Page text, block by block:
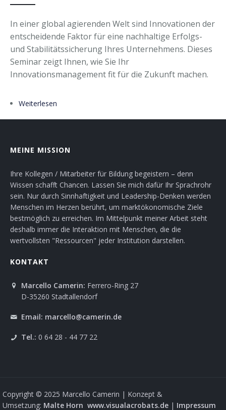
In einer global agierenden Welt sind Innovationen der
entscheidende Faktor für eine nachhaltige Erfolgs-
und Stabilitätssicherung Ihres Unternehmens. Dieses
Seminar zeigt Ihnen, wie Sie Ihr
Innovationsmanagement fit für die Zukunft machen.
Weiterlesen
MEINE MISSION
Ihre Kollegen / Mitarbeiter für Bildung begeistern – denn
Wissen schafft Chancen. Lassen Sie mich dafür Ihr Sprachrohr
sein. Nur durch Sinnhaftigkeit und Leadership-Denken werden
Menschen im Herzen berührt, um marktökonomische Ziele
bestmöglich zu erreichen. Im Mittelpunkt meiner Arbeit steht
deshalb immer die Interaktion mit Menschen, die die
wertvollsten "Ressourcen" jeder Institution darstellen.
KONTAKT
Marcello Camerin: Ferrero-Ring 27
D-35260 Stadtallendorf
Email: marcello@camerin.de
Tel.: 0 64 28 - 44 77 22
Copyright © 2025 Marcello Camerin | Konzept &
Umsetzung: Malte Horn www.visualacrobats.de | Impressum